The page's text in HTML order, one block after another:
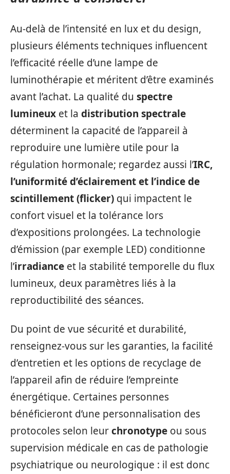
Au-delà de l’intensité en lux et du design,
plusieurs éléments techniques influencent
l’efficacité réelle d’une lampe de
luminothérapie et méritent d’être examinés
avant l’achat. La qualité du spectre
lumineux et la distribution spectrale
déterminent la capacité de l’appareil à
reproduire une lumière utile pour la
régulation hormonale; regardez aussi l’IRC,
l’uniformité d’éclairement et l’indice de
scintillement (flicker) qui impactent le
confort visuel et la tolérance lors
d’expositions prolongées. La technologie
d’émission (par exemple LED) conditionne
l’irradiance et la stabilité temporelle du flux
lumineux, deux paramètres liés à la
reproductibilité des séances.
Du point de vue sécurité et durabilité,
renseignez-vous sur les garanties, la facilité
d’entretien et les options de recyclage de
l’appareil afin de réduire l’empreinte
énergétique. Certaines personnes
bénéficieront d’une personnalisation des
protocoles selon leurchronotype ou sous
supervision médicale en cas de pathologie
psychiatrique ou neurologique : il est donc